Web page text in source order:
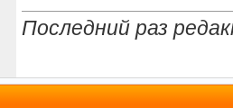
Последний раз